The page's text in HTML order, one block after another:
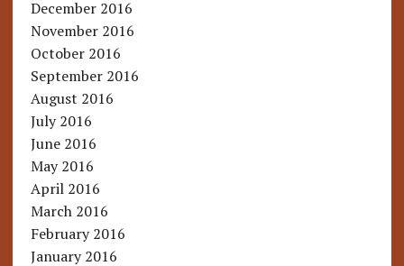
December 2016
November 2016
October 2016
September 2016
August 2016
July 2016
June 2016
May 2016
April 2016
March 2016
February 2016
January 2016